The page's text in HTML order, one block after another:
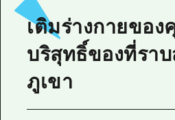
เติมร่างกายขอ
บริสุทธิ์ของที่รา
ภูเขา